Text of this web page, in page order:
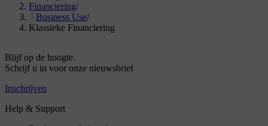
Financiering/
Business Use/
Klassieke Financiering